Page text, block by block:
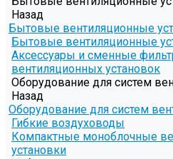
Назад
Бытовые вентиляционные
Бытовые вентиляционные
Аксессуары и сменные
вентиляционных установок
Оборудование для систем
Назад
Оборудование для систем
Гибкие воздуховоды
Компактные моноблочные
установки